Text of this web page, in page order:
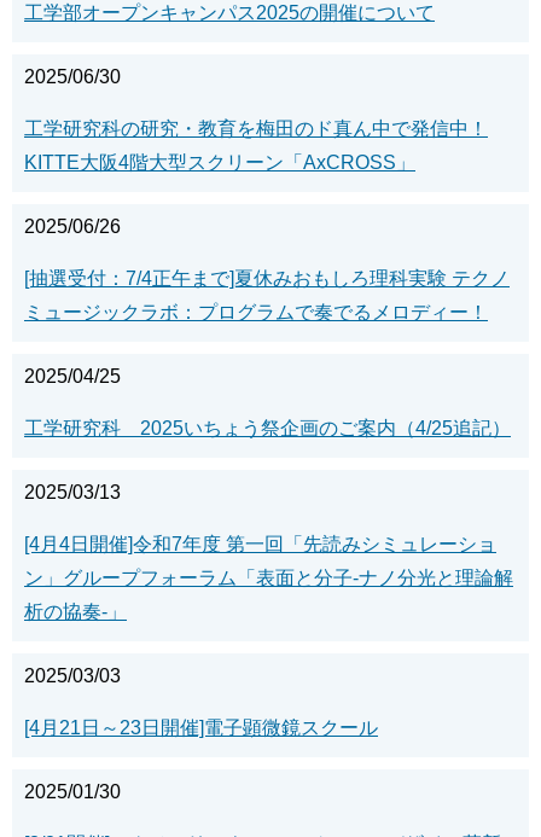
工学部オープンキャンパス2025の開催について
2025/06/30
工学研究科の研究・教育を梅田のド真ん中で発信中！
KITTE大阪4階大型スクリーン「AxCROSS」
2025/06/26
[抽選受付：7/4正午まで]夏休みおもしろ理科実験 テクノ
ミュージックラボ：プログラムで奏でるメロディー！
2025/04/25
工学研究科 2025いちょう祭企画のご案内（4/25追記）
2025/03/13
[4月4日開催]令和7年度 第一回「先読みシミュレーショ
ン」グループフォーラム「表面と分子-ナノ分光と理論解
析の協奏-」
2025/03/03
[4月21日～23日開催]電子顕微鏡スクール
2025/01/30